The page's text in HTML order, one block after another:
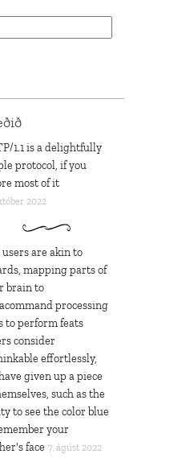
1.1 is a delightfully
protocol, if you
most of it
2022
are akin to
mapping parts of
brain to
processing
to perform feats
consider
effortlessly,
given up a piece
such as the
to see the color blue
your
face 7. ágúst 2022